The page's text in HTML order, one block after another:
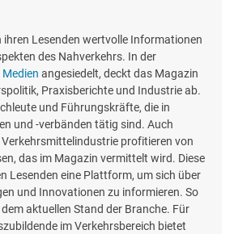
ihren Lesenden wertvolle Informationen
des Nahverkehrs. In der
angesiedelt, deckt das Magazin
Praxisberichte und Industrie ab.
und Führungskräfte, die in
und -verbänden tätig sind. Auch
profitieren von
das im Magazin vermittelt wird. Diese
Lesenden eine Plattform, um sich über
und Innovationen zu informieren. So
aktuellen Stand der Branche. Für
im Verkehrsbereich bietet